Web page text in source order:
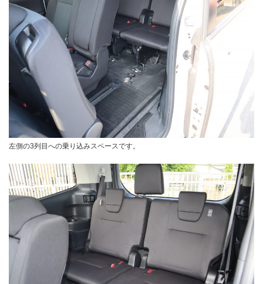
左側の3列目への乗り込みスペースです。